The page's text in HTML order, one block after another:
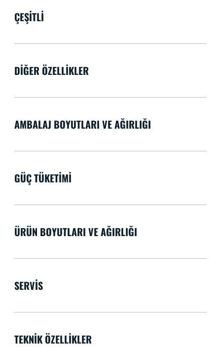
ÇEŞITLI
DIĞER ÖZELLIKLER
AMBALAJ BOYUTLARI VE AĞIRLIĞI
GÜÇ TÜKETIMI
ÜRÜN BOYUTLARI VE AĞIRLIĞI
SERVIS
TEKNIK ÖZELLIKLER